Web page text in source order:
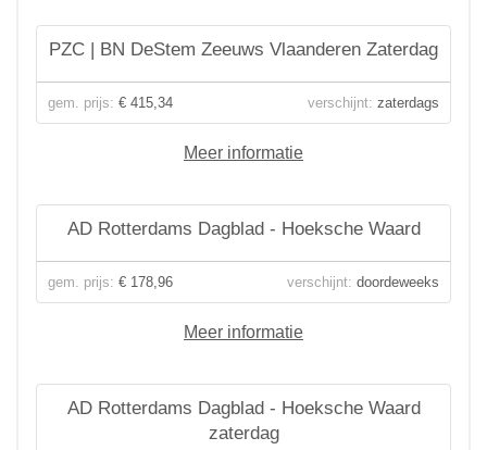
PZC | BN DeStem Zeeuws Vlaanderen Zaterdag
gem. prijs: € 415,34 verschijnt: zaterdags
Meer informatie
AD Rotterdams Dagblad - Hoeksche Waard
gem. prijs: € 178,96 verschijnt: doordeweeks
Meer informatie
AD Rotterdams Dagblad - Hoeksche Waard
zaterdag